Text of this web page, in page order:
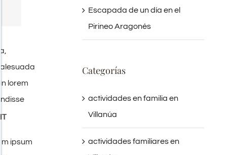
lorem
ipsum
Escapada de un día en el
Pirineo Aragonés
Categorías
actividades en familia en
Villanúa
actividades familiares en